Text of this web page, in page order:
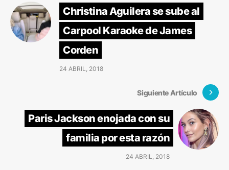
Christina Aguilera se sube al
Carpool Karaoke de James
Corden
24 ABRIL, 2018
Siguiente Artículo
Paris Jackson enojada con su
familia por esta razón
24 ABRIL, 2018